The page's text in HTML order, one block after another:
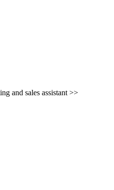
and sales assistant >>